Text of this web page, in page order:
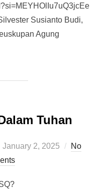
Susianto Budi,
Agung
Tuhan
Posted
on
January 2, 2025
No